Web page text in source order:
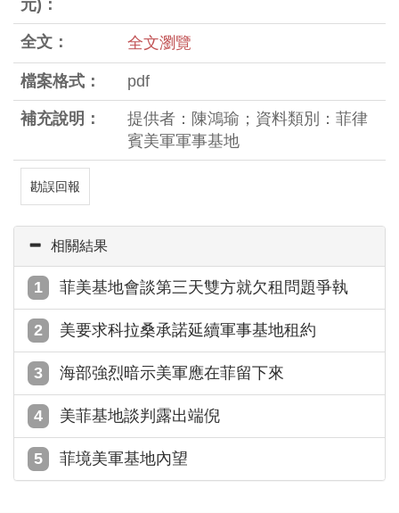
元)：
全文： 全文瀏覽
檔案格式： pdf
補充說明：
提供者：陳鴻瑜；資料類別：菲律
賓美軍軍事基地
勘誤回報
相關結果
菲美基地會談第三天雙方就欠租問題爭執
美要求科拉桑承諾延續軍事基地租約
海部強烈暗示美軍應在菲留下來
美菲基地談判露出端倪
菲境美軍基地內望